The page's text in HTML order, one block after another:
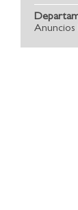
Anuncios